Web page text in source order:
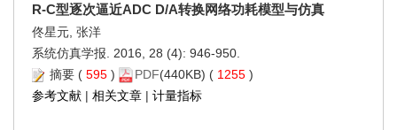
R-C型逐次逼近ADC D/A转换网络功耗模型与仿真
佟星元, 张洋
系统仿真学报. 2016, 28 (4): 946-950.
摘要 ( 595 ) PDF(440KB) ( 1255 )
参考文献 | 相关文章 | 计量指标